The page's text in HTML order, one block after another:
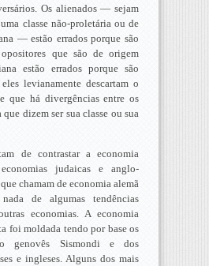
Os alienados — sejam
classe não-proletária ou de
— estão errados porque são
que são de origem
estão errados porque são
levianamente descartam o
que há divergências entre os
dizem ser sua classe ou sua
de contrastar a economia
judaicas e anglo-
chamam de economia alemã
de algumas tendências
economias. A economia
foi moldada tendo por base os
genovês Sismondi e dos
e ingleses. Alguns dos mais